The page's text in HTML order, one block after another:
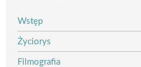
Wstęp
Życiorys
Filmografia